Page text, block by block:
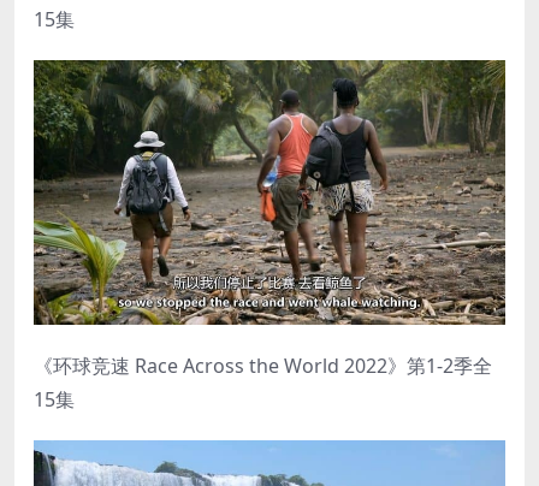
15集
《环球竞速 Race Across the World 2022》第1-2季全
15集